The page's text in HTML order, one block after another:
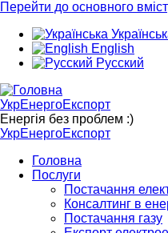
Перейти до основного
English
Русский
УкрЕнергоЕкспорт
Енергія без проблем :)
УкрЕнергоЕкспорт
Головна
Послуги
Постачання
Консалтинг в
Постачання газу